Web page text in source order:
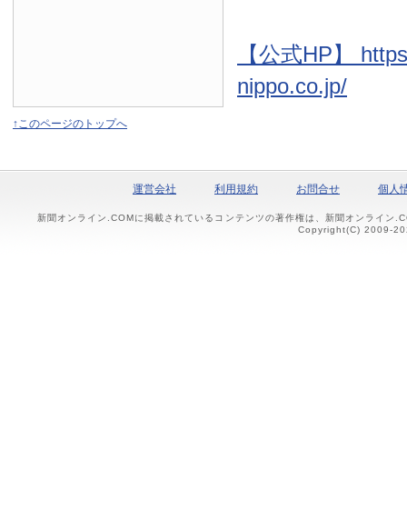
【公式HP】
nippo.co.jp/
↑このページのトップへ
運営会社 利用規約 お問合せ 個人
新聞オンライン.COMに掲載されているコンテンツの著作権は、新聞オンライン
Copyright(C) 2009-